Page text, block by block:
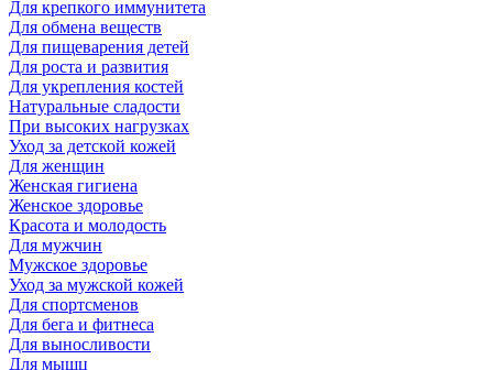
Для крепкого иммунитета
Для обмена веществ
Для пищеварения детей
Для роста и развития
Для укрепления костей
Натуральные сладости
При высоких нагрузках
Уход за детской кожей
Для женщин
Женская гигиена
Женское здоровье
Красота и молодость
Для мужчин
Мужское здоровье
Уход за мужской кожей
Для спортсменов
Для бега и фитнеса
Для выносливости
Для мышц